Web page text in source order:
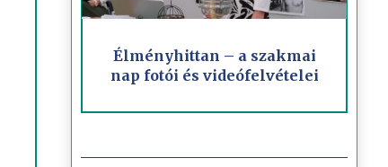
Élményhittan – a szakmai
nap fotói és videófelvételei